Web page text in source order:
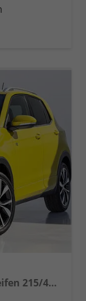
R-Line Limited 18" Alu Misano, Reifen 215/45 R18, LED, Climatic, eCall, ACC bis 210 km/h, Lane-Assist, Front-Assist, Bluetooth, Sportsitze, Sportdesign, uvm.